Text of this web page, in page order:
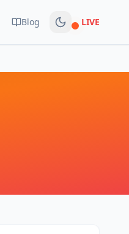
Blog Na żywo
LIVE